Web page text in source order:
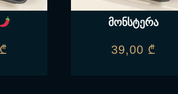
₾
მონსტერა
39,00 ₾